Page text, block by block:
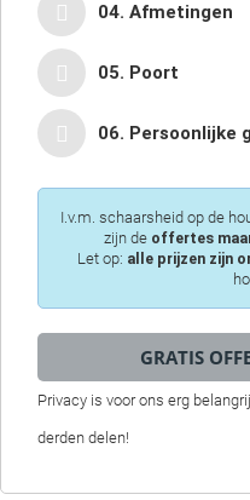
04. Afmetingen
05. Poort
06. Persoonlijke
I.v.m. schaarsheid op de
zijn de offertes
Let op: alle prijzen zijn
Privacy is voor ons erg
derden delen!